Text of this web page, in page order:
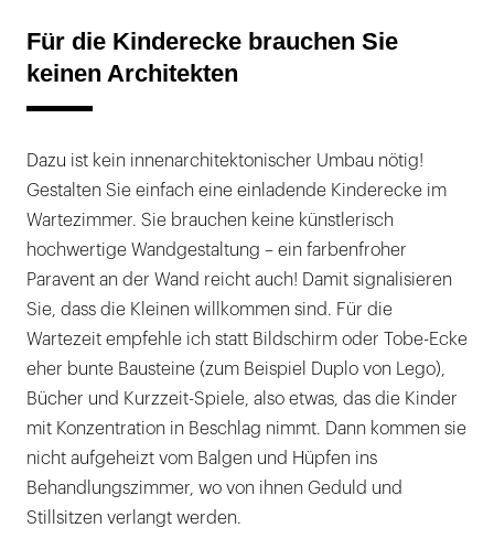
Für die Kinderecke brauchen Sie
keinen Architekten
Dazu ist kein innenarchitektonischer Umbau nötig!
Gestalten Sie einfach eine einladende Kinderecke im
Wartezimmer. Sie brauchen keine künstlerisch
hochwertige Wandgestaltung – ein farbenfroher
Paravent an der Wand reicht auch! Damit signalisieren
Sie, dass die Kleinen willkommen sind. Für die
Wartezeit empfehle ich statt Bildschirm oder Tobe-Ecke
eher bunte Bausteine (zum Beispiel Duplo von Lego),
Bücher und Kurzzeit-Spiele, also etwas, das die Kinder
mit Konzentration in Beschlag nimmt. Dann kommen sie
nicht aufgeheizt vom Balgen und Hüpfen ins
Behandlungszimmer, wo von ihnen Geduld und
Stillsitzen verlangt werden.